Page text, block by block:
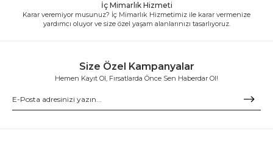
İç Mimarlık Hizmeti
Karar veremiyor musunuz? İç Mimarlık Hizmetimiz ile karar vermenize
yardımcı oluyor ve size özel yaşam alanlarınızı tasarlıyoruz.
Size Özel Kampanyalar
Hemen Kayıt Ol, Fırsatlarda Önce Sen Haberdar Ol!